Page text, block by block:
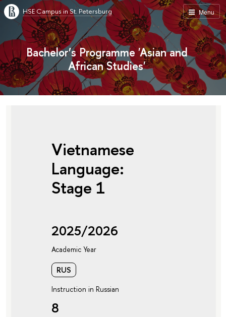
Menu
HSE Campus in St. Petersburg
Bachelor’s Programme 'Asian and
African Studies'
Vietnamese
Language:
Stage 1
2025/2026
Academic Year
RUS
Instruction in Russian
8